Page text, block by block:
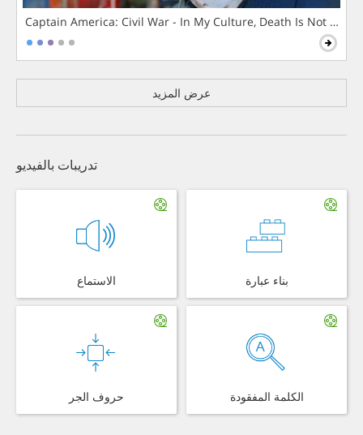
Captain America: Civil War - In My Culture, Death Is Not The
عرض المزيد
تدريبات بالفيديو
الاستماع بناء عبارة
حروف الجر الكلمة المفقودة